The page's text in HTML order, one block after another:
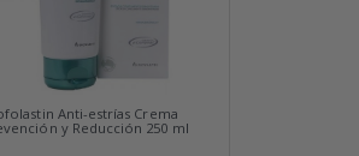
Anti-estrías Crema
y Reducción 250 ml